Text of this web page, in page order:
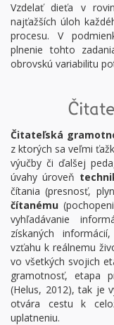
Vzdelať dieťa v
najťažších úloh
procesu. V
plnenie tohto
obrovskú variabilitu
Čitateľská
z ktorých sa veľmi
výučby či ďalšej
úvahy úroveň
čítania (presnosť,
čítanému
vyhľadávanie
získaných
vzťahu k reálnemu
vo všetkých svojich
gramotnosť, etapa
(Helus, 2012), tak je
otvára cestu k
uplatneniu.